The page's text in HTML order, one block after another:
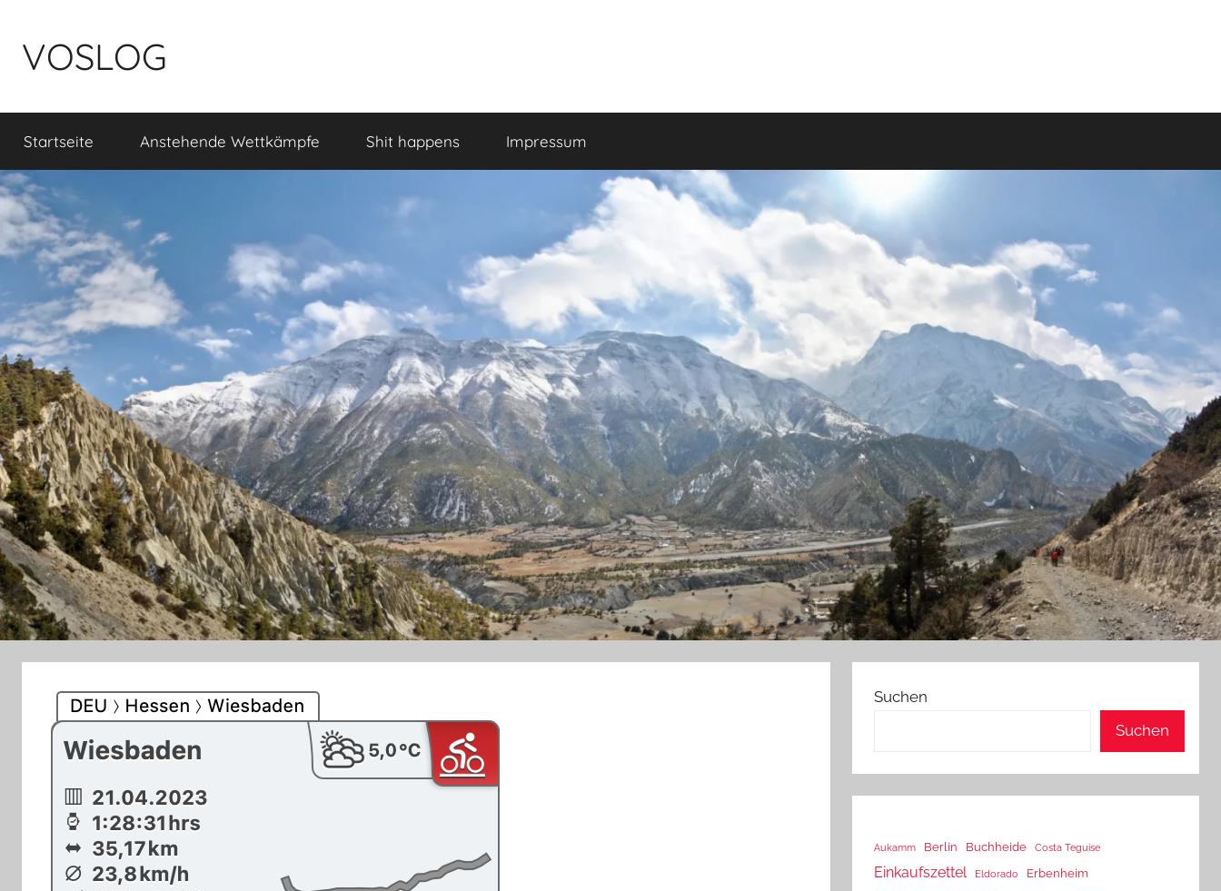
springen
VOSLOG
Startseite Anstehende Wettkämpfe Shit happens Impressum
Suchen
Suchen
Aukamm Berlin Buchheide Costa Teguise
Einkaufszettel Eldorado
Erbenheim